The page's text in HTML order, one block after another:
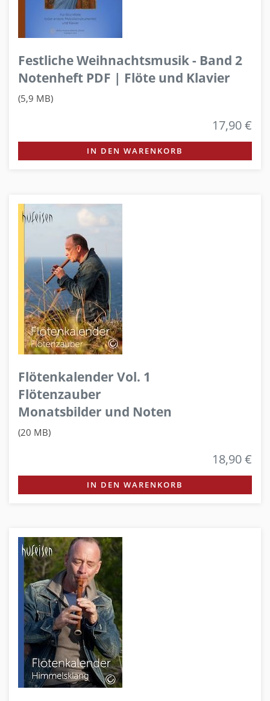
Festliche Weihnachtsmusik - Band 2
Notenheft PDF | Flöte und Klavier
(5,9 MB)
17,90 €
IN DEN WARENKORB
Flötenkalender Vol. 1
Flötenzauber
Monatsbilder und Noten
(20 MB)
18,90 €
IN DEN WARENKORB